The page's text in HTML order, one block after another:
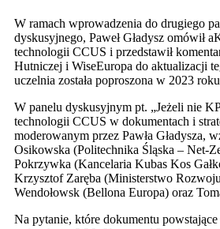
W ramach wprowadzenia do drugiego
dyskusyjnego, Paweł Gładysz omówił
technologii CCUS i przedstawił
Hutniczej i WiseEuropa do aktualizacji
uczelnia została poproszona w 2023
W panelu dyskusyjnym pt. „Jeżeli nie
technologii CCUS w dokumentach i
moderowanym przez Pawła Gładysza,
Osikowska (Politechnika Śląska – Net-
Pokrzywka (Kancelaria Kubas Kos
Krzysztof Zaręba (Ministerstwo
Wendołowsk (Bellona Europa) oraz
Na pytanie, które dokumentu